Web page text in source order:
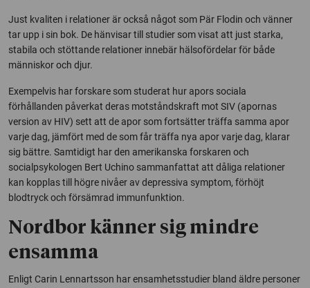
Just kvaliten i relationer är också något som Pär Flodin och vänner
tar upp i sin bok. De hänvisar till studier som visat att just starka,
stabila och stöttande relationer innebär hälsofördelar för både
människor och djur.
Exempelvis har forskare som studerat hur apors sociala
förhållanden påverkat deras motståndskraft mot SIV (apornas
version av HIV) sett att de apor som fortsätter träffa samma apor
varje dag, jämfört med de som får träffa nya apor varje dag, klarar
sig bättre. Samtidigt har den amerikanska forskaren och
socialpsykologen Bert Uchino sammanfattat att dåliga relationer
kan kopplas till högre nivåer av depressiva symptom, förhöjt
blodtryck och försämrad immunfunktion.
Nordbor känner sig mindre
ensamma
Enligt Carin Lennartsson har ensamhetsstudier bland äldre personer